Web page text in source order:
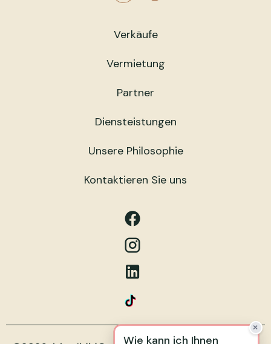
Verkäufe
Vermietung
Partner
Diensteistungen
Unsere Philosophie
Kontaktieren Sie uns
Wie kann ich Ihnen
×